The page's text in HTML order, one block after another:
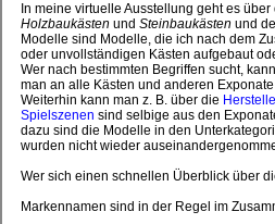
In meine virtuelle Ausstellung geht es
Holzbaukästen und Steinbaukästen und
Modelle sind Modelle, die ich nach dem
oder unvollständigen Kästen aufgebaut
Wer nach bestimmten Begriffen sucht,
man an alle Kästen und anderen
Weiterhin kann man z. B. über die
Spielszenen sind selbige aus den
dazu sind die Modelle in den
wurden nicht wieder
Wer sich einen schnellen Überblick über
Markennamen sind in der Regel im